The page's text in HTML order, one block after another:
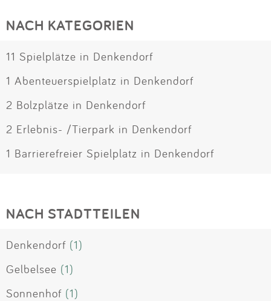
NACH KATEGORIEN
11 Spielplätze in Denkendorf
1 Abenteuerspielplatz in Denkendorf
2 Bolzplätze in Denkendorf
2 Erlebnis- /Tierpark in Denkendorf
1 Barrierefreier Spielplatz in Denkendorf
NACH STADTTEILEN
Denkendorf (1)
Gelbelsee (1)
Sonnenhof (1)